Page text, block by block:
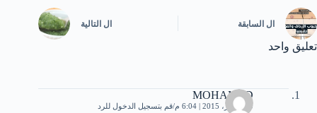
ال السابقة ال التالية
تعليق واحد
MOHAMED
10 أكتوبر، 2015 | 6:04 م قم بتسجيل الدخول للرد